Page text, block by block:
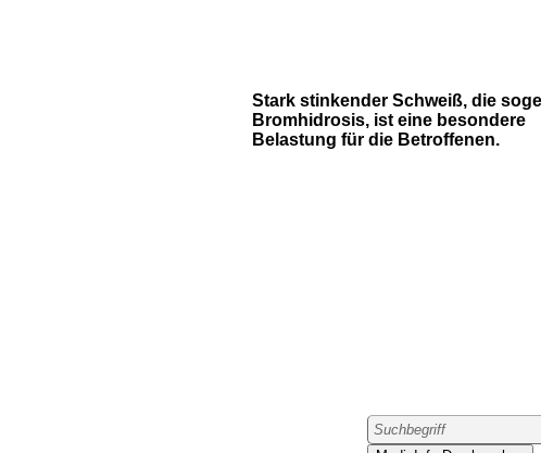
Stark stinkender Schweiß, die
Bromhidrosis, ist eine besondere
Belastung für die Betroffenen.